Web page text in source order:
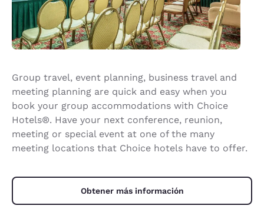
Group travel, event planning, business travel and
meeting planning are quick and easy when you
book your group accommodations with Choice
Hotels®. Have your next conference, reunion,
meeting or special event at one of the many
meeting locations that Choice hotels have to offer.
Obtener más información